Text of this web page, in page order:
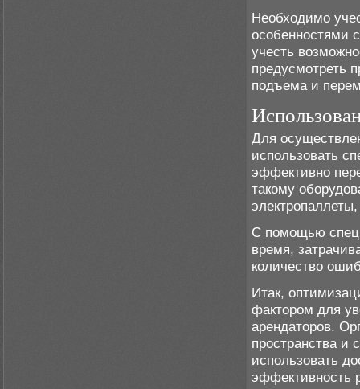
Необходимо
особенностями
учесть
предусмотреть
подъема и
Для
использовать
эффективно
такому
С помощью
время,
количество
Итак,
фактором для
арендаторов.
пространства и
использовать
эффективность